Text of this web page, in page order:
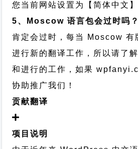
您当前网站设置为【简体中文】
5、Moscow 语言包会过时吗？
肯定会过时，每当 Moscow 有
进行新的翻译工作，所以请了
和进行的工作，如果
协助推广我们！
贡献翻译
项目说明